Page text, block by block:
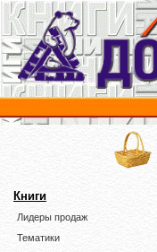
Книги
Лидеры продаж
Тематики